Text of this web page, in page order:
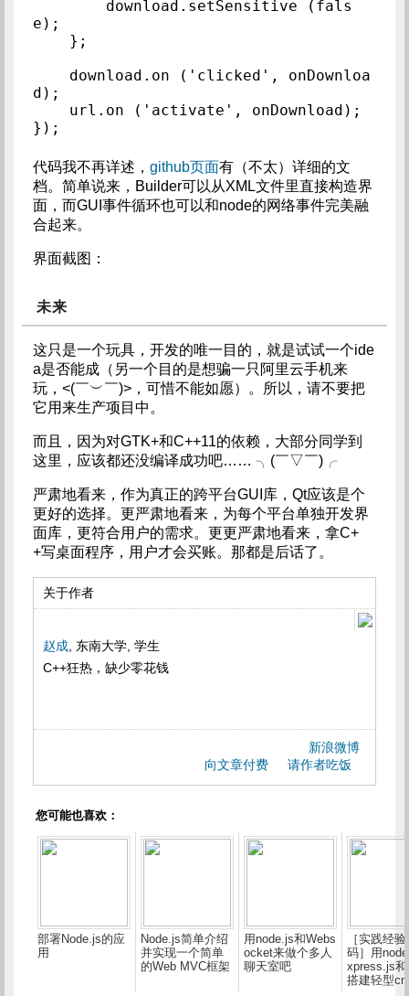
e);
d);
});
代码我不再详述， github页面有（不太）详细的文
档。简单说来，Builder可以从XML文件里直接构造界
面，而GUI事件循环也可以和node的网络事件完美融
合起来。
界面截图：
未来
这只是一个玩具，开发的唯一目的，就是试试一个ide
a是否能成（另一个目的是想骗一只阿里云手机来
玩，<(￣︶￣)>，可惜不能如愿）。所以，请不要把
它用来生产项目中。
而且，因为对GTK+和C++11的依赖，大部分同学到
这里，应该都还没编译成功吧…… ╮(￣▽￣)╭
严肃地看来，作为真正的跨平台GUI库，Qt应该是个
更好的选择。更严肃地看来，为每个平台单独开发界
面库，更符合用户的需求。更更严肃地看来，拿C+
+写桌面程序，用户才会买账。那都是后话了。
关于作者
赵成, 东南大学, 学生
C++狂热，缺少零花钱
新浪微博
向文章付费
请作者吃饭
您可能也喜欢：
部署Node.js的应
用
Node.js简单介绍
并实现一个简单
的Web MVC框架
用node.js和Webs
ocket来做个多人
聊天室吧
［实践经
码］用
xpress.js和
搭建轻型